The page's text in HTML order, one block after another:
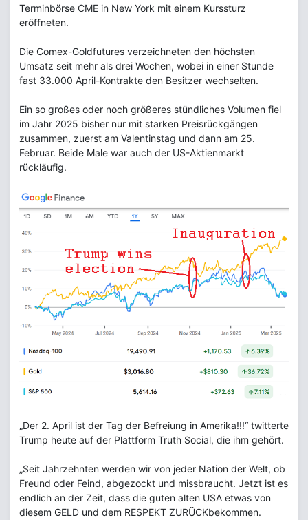
Terminbörse CME in New York mit einem Kurssturz
eröffneten.
Die Comex-Goldfutures verzeichneten den höchsten
Umsatz seit mehr als drei Wochen, wobei in einer Stunde
fast 33.000 April-Kontrakte den Besitzer wechselten.
Ein so großes oder noch größeres stündliches Volumen fiel
im Jahr 2025 bisher nur mit starken Preisrückgängen
zusammen, zuerst am Valentinstag und dann am 25.
Februar. Beide Male war auch der US-Aktienmarkt
rückläufig.
„Der 2. April ist der Tag der Befreiung in Amerika!!!“ twitterte
Trump heute auf der Plattform Truth Social, die ihm gehört.
„Seit Jahrzehnten werden wir von jeder Nation der Welt, ob
Freund oder Feind, abgezockt und missbraucht. Jetzt ist es
endlich an der Zeit, dass die guten alten USA etwas von
diesem GELD und dem RESPEKT ZURÜCKbekommen.